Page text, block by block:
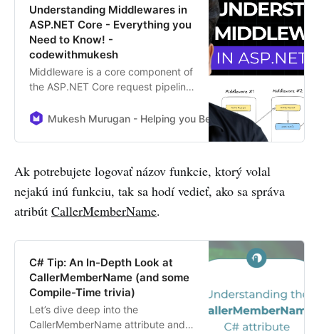
lessons will make you a better .NET
developer.
Understanding Middlewares in
ASP.NET Core - Everything you
Need to Know! -
codewithmukesh
Middleware is a core component of
the ASP.NET Core request pipeline,
and responses efficiently.
works, its execution order, and
building scalable and maintainable
Web APIs. In this guide, we’ll
explore the fundamentals of
middleware, how requests are
middleware to enhance your
applications.
Mukesh Murugan - Helping you Become a Better .NET
Ak potrebujete logovať názov funkcie, ktorý volal
nejakú inú funkciu, tak sa hodí vedieť, ako sa správa
atribút CallerMemberName.
C# Tip: An In-Depth Look at
CallerMemberName (and some
Compile-Time trivia)
Let’s dive deep into the
CallerMemberName attribute and